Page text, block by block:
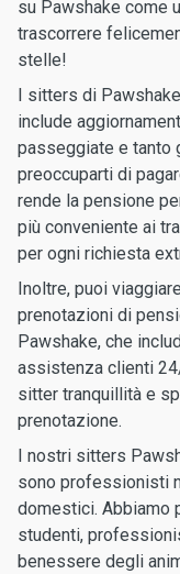
su Pawshake come
trascorrere
stelle!
I sitters di
include
passeggiate e tanto
preoccuparti di
rende la pensione
più conveniente ai
per ogni richiesta
Inoltre, puoi
prenotazioni di
Pawshake, che
assistenza clienti
sitter tranquillità e
prenotazione.
I nostri sitters
sono professionisti
domestici. Abbiamo
studenti,
benessere degli